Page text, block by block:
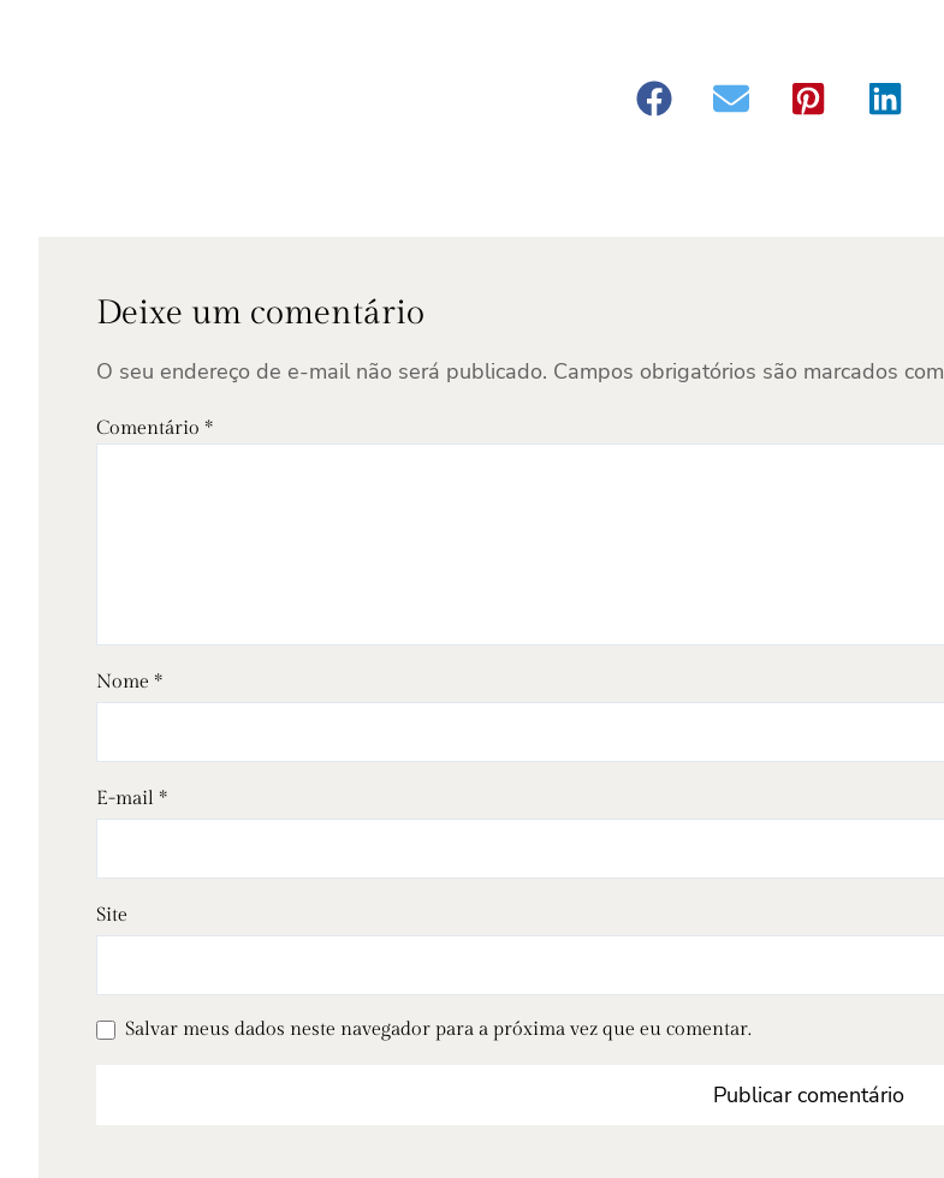
Deixe um comentário
O seu endereço de e-mail não será publicado. Campos obrigatórios são marcados com
Comentário *
Nome *
E-mail *
Site
Salvar meus dados neste navegador para a próxima vez que eu comentar.